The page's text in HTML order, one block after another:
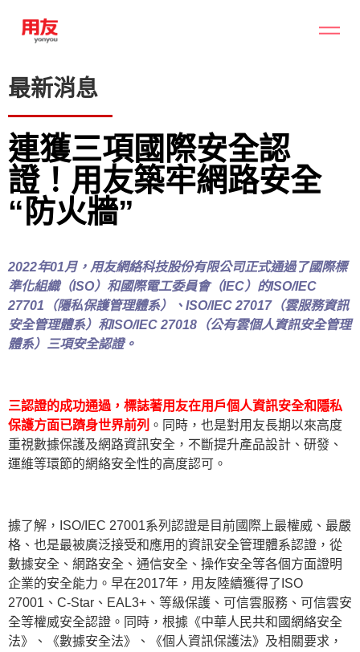
最新消息
連獲三項國際安全認
證！用友築牢網路安全
“防火牆”
2022年01月，用友網絡科技股份有限公司正式通過了國際標
準化組織（ISO）和國際電工委員會（IEC）的ISO/IEC
27701（隱私保護管理體系）、ISO/IEC 27017（雲服務資訊
安全管理體系）和ISO/IEC 27018（公有雲個人資訊安全管理
體系）三項安全認證。
三認證的成功通過，標誌著用友在用戶個人資訊安全和隱私
保護方面已躋身世界前列 。同時，也是對用友長期以來高度
重視數據保護及網路資訊安全，不斷提升產品設計、研發、
運維等環節的網絡安全性的高度認可。
據了解，ISO/IEC 27001系列認證是目前國際上最權威、最嚴
格、也是最被廣泛接受和應用的資訊安全管理體系認證，從
數據安全、網路安全、通信安全、操作安全等各個方面證明
企業的安全能力。早在2017年，用友陸續獲得了ISO
27001、C-Star、EAL3+、等級保護、可信雲服務、可信雲安
全等權威安全認證。同時，根據《中華人民共和國網絡安全
法》、《數據安全法》、《個人資訊保護法》及相關要求，